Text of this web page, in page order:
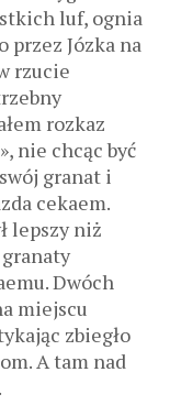
luf, ognia
przez Józka na
rzucie
rozkaz
nie chcąc być
granat i
cekaem.
lepszy niż
Dwóch
miejscu
zbiegło
A tam nad